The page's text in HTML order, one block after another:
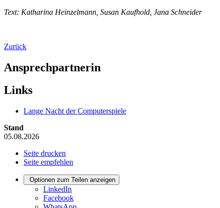
Text: Katharina Heinzelmann, Susan Kaufhold, Jana Schneider
Zurück
Ansprechpartnerin
Links
Lange Nacht der Computerspiele
Stand
05.08.2026
Seite drucken
Seite empfehlen
Optionen zum Teilen anzeigen
LinkedIn
Facebook